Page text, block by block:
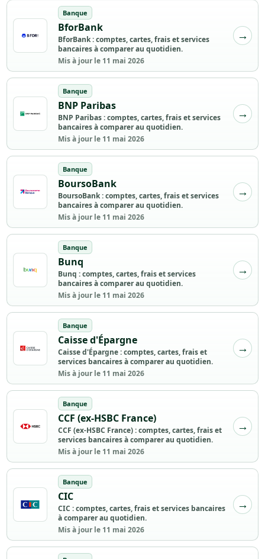
Banque
BforBank
BforBank : comptes, cartes, frais et services
bancaires à comparer au quotidien.
Mis à jour le 11 mai 2026
Banque
BNP Paribas
BNP Paribas : comptes, cartes, frais et services
bancaires à comparer au quotidien.
Mis à jour le 11 mai 2026
Banque
BoursoBank
BoursoBank : comptes, cartes, frais et services
bancaires à comparer au quotidien.
Mis à jour le 11 mai 2026
Banque
Bunq
Bunq : comptes, cartes, frais et services
bancaires à comparer au quotidien.
Mis à jour le 11 mai 2026
Banque
Caisse d'Épargne
Caisse d'Épargne : comptes, cartes, frais et
services bancaires à comparer au quotidien.
Mis à jour le 11 mai 2026
Banque
CCF (ex-HSBC France)
CCF (ex-HSBC France) : comptes, cartes, frais et
services bancaires à comparer au quotidien.
Mis à jour le 11 mai 2026
Banque
CIC
CIC : comptes, cartes, frais et services bancaires
à comparer au quotidien.
Mis à jour le 11 mai 2026